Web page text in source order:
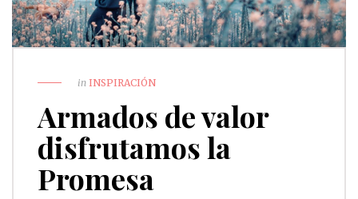
in INSPIRACIÓN
Armados de valor
disfrutamos la
Promesa